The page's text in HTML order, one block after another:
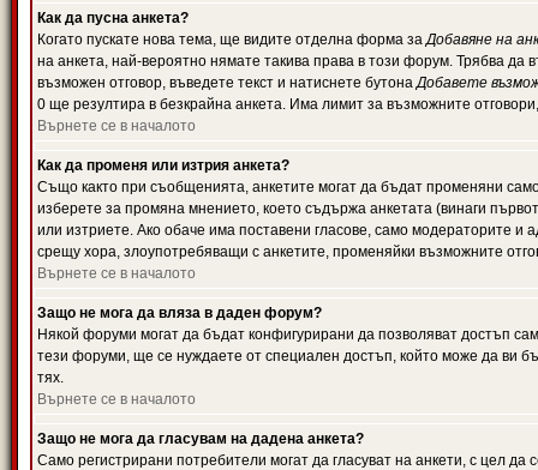
Как да пусна анкета?
Когато пускате нова тема, ще видите отделна форма заДобавяне на
на анкета, най-вероятно нямате такива права в този форум. Трябва да
възможен отговор, въведете текст и натиснете бутонаДобавете
0 ще резултира в безкрайна анкета. Има лимит за възможните
Върнете се в началото
Как да променя или изтрия анкета?
Също както при съобщенията, анкетите могат да бъдат променяни
изберете за промяна мнението, което съдържа анкетата (винаги
или изтриете. Ако обаче има поставени гласове, само модераторите и
срещу хора, злоупотребяващи с анкетите, променяйки възможните
Върнете се в началото
Защо не мога да вляза в даден форум?
Някой форуми могат да бъдат конфигурирани да позволяват достъп
тези форуми, ще се нуждаете от специален достъп, който може да ви
тях.
Върнете се в началото
Защо не мога да гласувам на дадена анкета?
Само регистрирани потребители могат да гласуват на анкети, с цел